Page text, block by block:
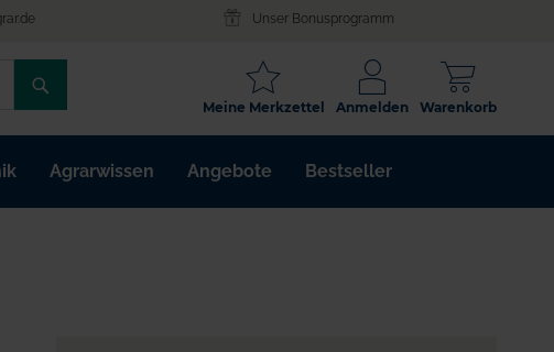
Unser Bonusprogramm
/
ARTIKELNR.
/
Warenkorb
Anmelden
Meine Merkzettel
Agrarwissen Angebote Bestseller